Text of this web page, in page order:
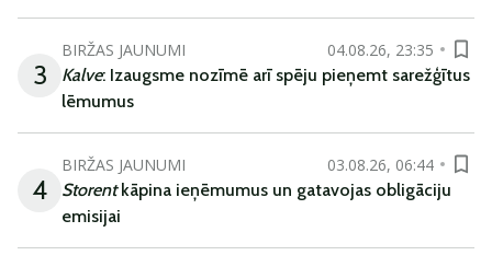
3
BIRŽAS JAUNUMI
04.08.26, 23:35
Kalve: Izaugsme nozīmē arī spēju pieņemt sarežģītus
lēmumus
4
BIRŽAS JAUNUMI
03.08.26, 06:44
Storentkāpina ieņēmumus un gatavojas obligāciju
emisijai